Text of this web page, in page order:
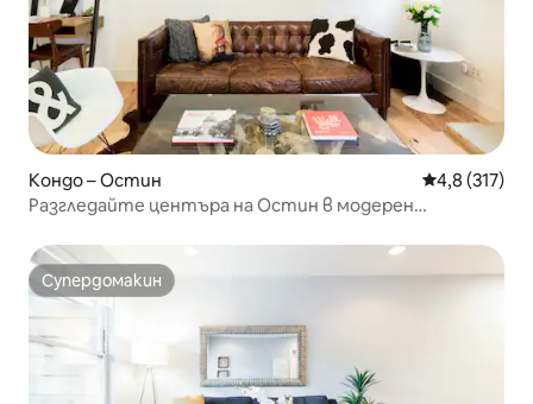
Кондо – Остин Средна
4,8 (317)
Разгледайте центъра на Остин в модерен
Супердомакин
Супердомакин